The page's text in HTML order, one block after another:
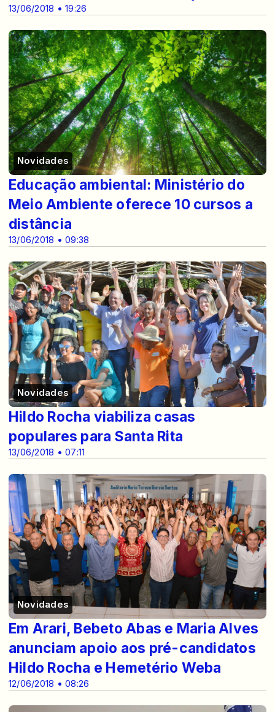
13/06/2018 • 19:26
Novidades
13/06/2018 • 09:38
Educação ambiental: Ministério do
Meio Ambiente oferece 10 cursos a
distância
Novidades
13/06/2018 • 07:11
Hildo Rocha viabiliza casas
populares para Santa Rita
Novidades
12/06/2018 • 08:26
Em Arari, Bebeto Abas e Maria Alves
anunciam apoio aos pré-candidatos
Hildo Rocha e Hemetério Weba